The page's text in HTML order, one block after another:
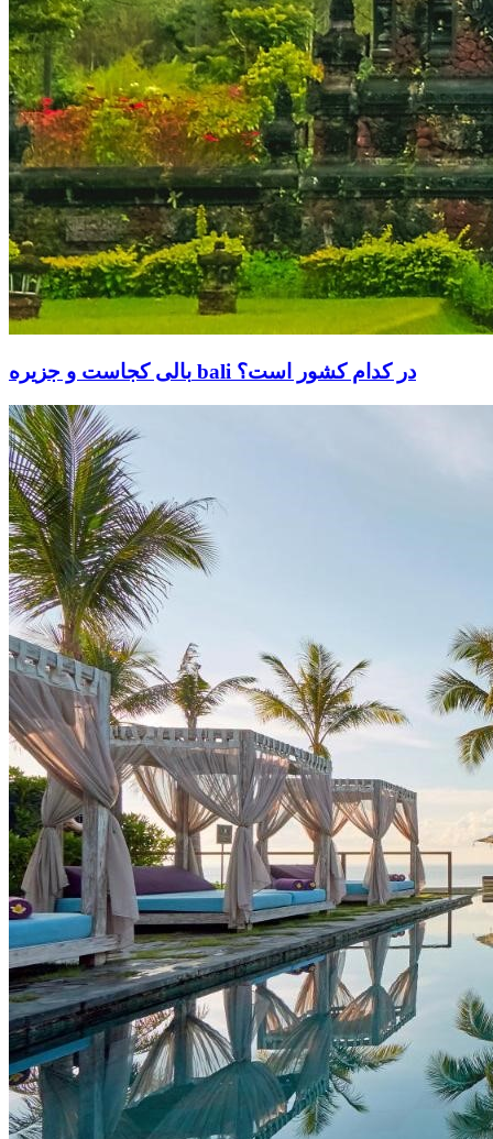
بالی کجاست و جزیره bali در کدام کشور است؟